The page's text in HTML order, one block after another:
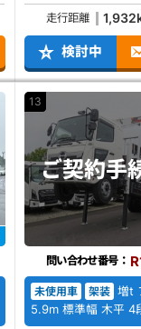
走行距離
検討中
13
ご契約手
問い合わせ番号：
未使用車 架装 増t
5.9m 標準幅 木平 4